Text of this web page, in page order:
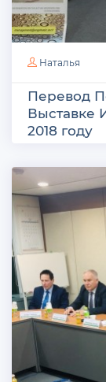
Наталья
Перевод
Выставке
2018 году